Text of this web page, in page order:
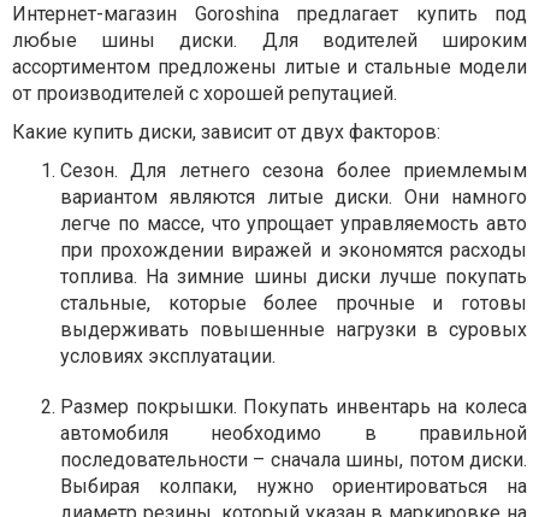
Интернет-магазин Goroshina предлагает купить под
любые шины диски. Для водителей широким
ассортиментом предложены литые и стальные модели
от производителей с хорошей репутацией.
Какие купить диски, зависит от двух факторов:
Сезон. Для летнего сезона более приемлемым
вариантом являются литые диски. Они намного
легче по массе, что упрощает управляемость авто
при прохождении виражей и экономятся расходы
топлива. На зимние шины диски лучше покупать
стальные, которые более прочные и готовы
выдерживать повышенные нагрузки в суровых
условиях эксплуатации.
Размер покрышки. Покупать инвентарь на колеса
автомобиля необходимо в правильной
последовательности – сначала шины, потом диски.
Выбирая колпаки, нужно ориентироваться на